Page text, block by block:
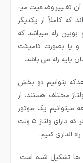
است که با تحریک بوبین کنتاکت های آن تغییر وضعیت می­
که کاملاً از یکدیگر
رله می­باشد که
و یا بصورت کامپکت
پایه رله می ­باشد.
بتوانیم دو بخش
مختلف هستند، از
میتوانیم یک موتور
الکتریکی ۲۲۰ ولت را به وسیله میکرو کنترلر که دارای ولتاژ ۵ ولت
اندازی کنیم.
ها تشکیل شده است.